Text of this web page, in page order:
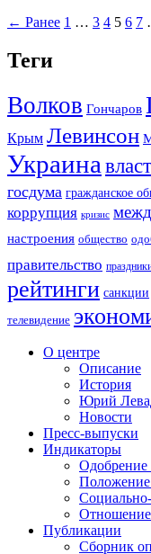
← Ранее 1 … 3 4 5 6 7
Теги
Волков Гончаров
Крым Левинсон
Украина
госдума гражданское
коррупция кризис
настроения общество
правительство
рейтинги санкции
телевидение
О центре
Описание
История
Юрий
Новости
Пресс-выпуски
Индикаторы
Одобрение
Положение
Отношение
Публикации
Сборник